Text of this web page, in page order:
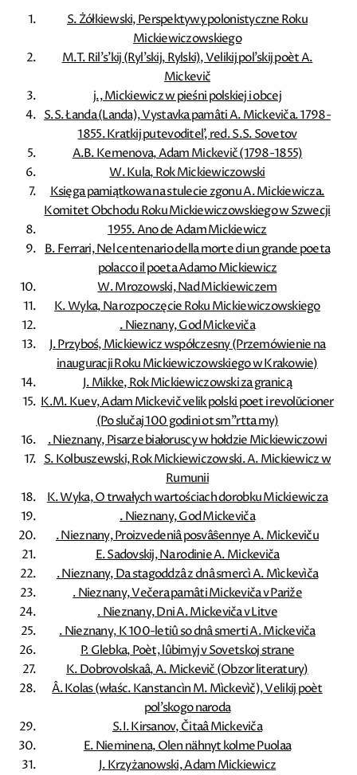
S. Żółkiewski, Perspektywy polonistyczne Roku
Mickiewiczowskiego
M.T. Ril's'kij (Ryl'skij, Rylski), Velikij pol’skij poèt A.
Mickevič
j., Mickiewicz w pieśni polskiej i obcej
S.S. Łanda (Landa), Vystavka pamâti A. Mickeviča. 1798-
1855. Kratkij putevoditel', red. S.S. Sovetov
A.B. Kemenova, Adam Mickevič (1798-1855)
W. Kula, Rok Mickiewiczowski
Księga pamiątkowa na stulecie zgonu A. Mickiewicza.
Komitet Obchodu Roku Mickiewiczowskiego w Szwecji
1955. Ano de Adam Mickiewicz
B. Ferrari, Nel centenario della morte di un grande poeta
polacco il poeta Adamo Mickiewicz
W. Mrozowski, Nad Mickiewiczem
K. Wyka, Na rozpoczęcie Roku Mickiewiczowskiego
. Nieznany, God Mickeviča
J. Przyboś, Mickiewicz współczesny (Przemówienie na
inauguracji Roku Mickiewiczowskiego w Krakowie)
J. Mikke, Rok Mickiewiczowski za granicą
K.M. Kuev, Adam Mickevič velik polski poet i revolǔcioner
(Po slučaj 100 godini ot sm''rtta my)
. Nieznany, Pisarze białoruscy w hołdzie Mickiewiczowi
S. Kolbuszewski, Rok Mickiewiczowski. A. Mickiewicz w
Rumunii
K. Wyka, O trwałych wartościach dorobku Mickiewicza
. Nieznany, God Mickeviča
. Nieznany, Proizvedeniâ posvâŝennye A. Mickeviču
E. Sadovskij, Na rodinie A. Mickeviča
. Nieznany, Da stagoddzâ z dnâ smercì A. Mìckevìča
. Nieznany, Večera pamâti Mickeviča v Pariže
. Nieznany, Dni A. Mickeviča v Litve
. Nieznany, K 100-letiû so dnâ smerti A. Mickeviča
P. Glebka, Poèt, lûbimyj v Sovetskoj strane
K. Dobrovolskaâ, A. Mickevič (Obzor literatury)
Â. Kolas (właśc. Kanstancìn M. Mìckevìč), Velikij poèt
pol'skogo naroda
S.I. Kirsanov, Čitaâ Mickeviča
E. Nieminena, Olen nähnyt kolme Puolaa
J. Krzyżanowski, Adam Mickiewicz